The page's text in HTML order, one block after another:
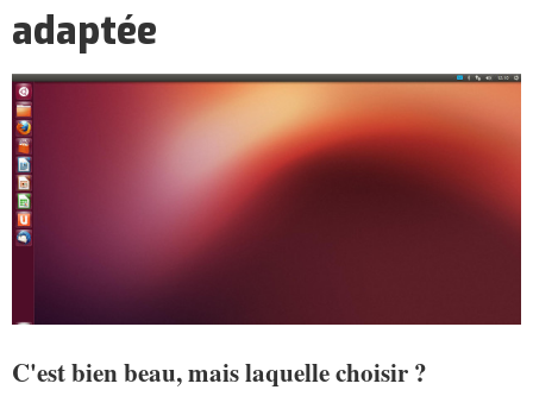
adaptée
C'est bien beau, mais laquelle choisir ?